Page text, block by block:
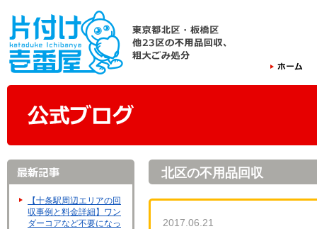
北区の不用品回収
2017.06.21
【十条駅周辺エリアの回
収事例と料金詳細】ワン
ダーコアなど不要になっ